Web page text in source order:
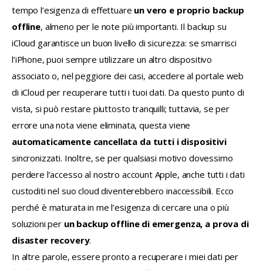
tempo l’esigenza di effettuare un vero e proprio backup
offline, almeno per le note più importanti. Il backup su
iCloud garantisce un buon livello di sicurezza: se smarrisci
l’iPhone, puoi sempre utilizzare un altro dispositivo
associato o, nel peggiore dei casi, accedere al portale web
di iCloud per recuperare tutti i tuoi dati. Da questo punto di
vista, si può restare piuttosto tranquilli; tuttavia, se per
errore una nota viene eliminata, questa viene
automaticamente cancellata da tutti i dispositivi
sincronizzati. Inoltre, se per qualsiasi motivo dovessimo
perdere l’accesso al nostro account Apple, anche tutti i dati
custoditi nel suo cloud diventerebbero inaccessibili. Ecco
perché è maturata in me l’esigenza di cercare una o più
soluzioni per un backup offline di emergenza, a prova di
disaster recovery.
In altre parole, essere pronto a recuperare i miei dati per